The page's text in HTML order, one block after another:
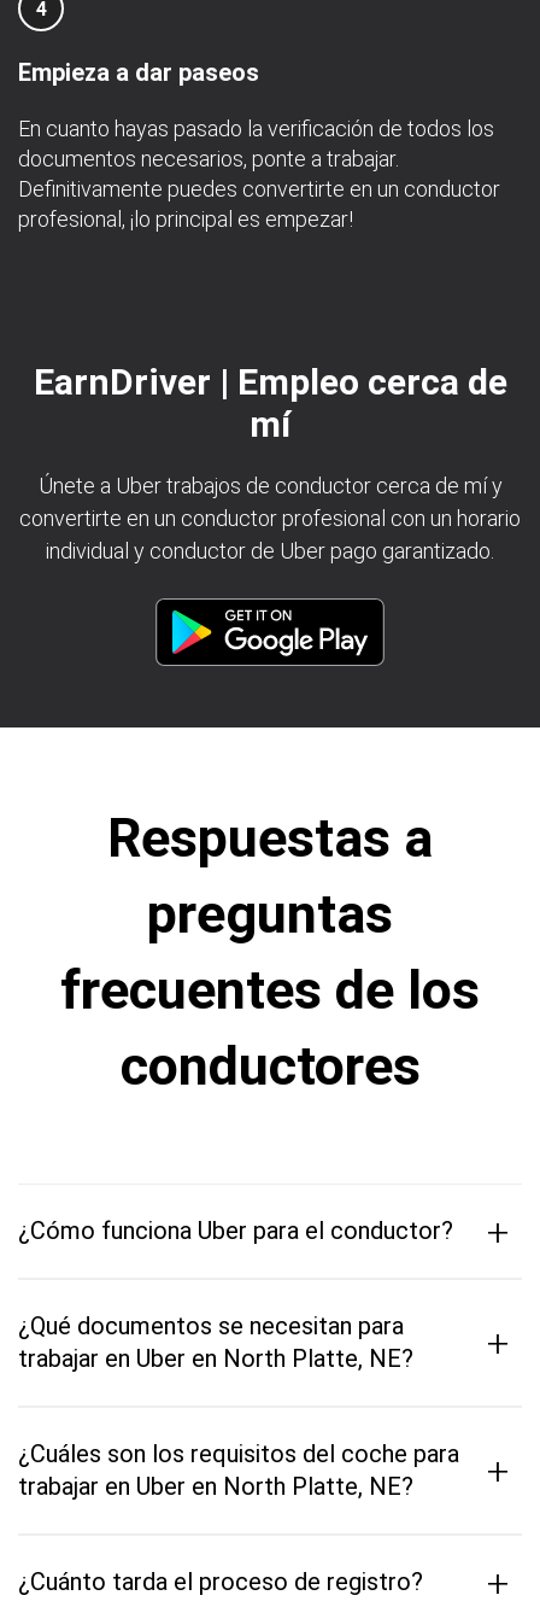
4
Empieza a dar paseos
En cuanto hayas pasado la verificación de todos los
documentos necesarios, ponte a trabajar.
Definitivamente puedes convertirte en un conductor
profesional, ¡lo principal es empezar!
EarnDriver | Empleo cerca de
mí
Únete a Uber trabajos de conductor cerca de mí y
convertirte en un conductor profesional con un horario
individual y conductor de Uber pago garantizado.
Respuestas a
preguntas
frecuentes de los
conductores
¿Cómo funciona Uber para el conductor? +
¿Qué documentos se necesitan para
trabajar en Uber en North Platte, NE?
+
¿Cuáles son los requisitos del coche para
trabajar en Uber en North Platte, NE?
+
¿Cuánto tarda el proceso de registro? +